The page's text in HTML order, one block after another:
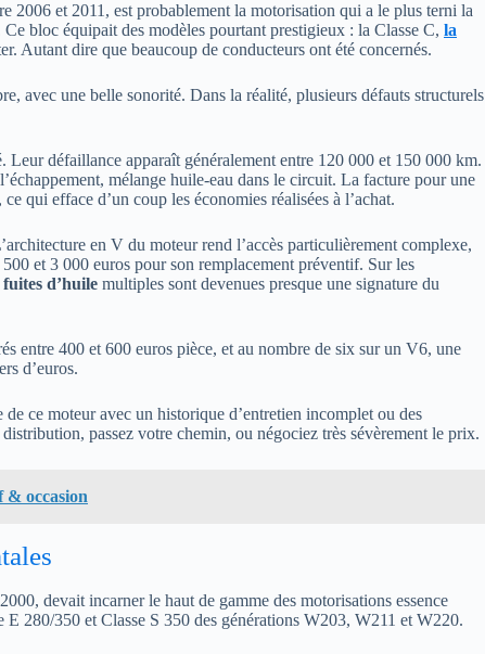
2006 et 2011, est probablement la motorisation qui a le plus terni la
bloc équipait des modèles pourtant prestigieux : la Classe C, la
Autant dire que beaucoup de conducteurs ont été concernés.
avec une belle sonorité. Dans la réalité, plusieurs défauts structurels
Leur défaillance apparaît généralement entre 120 000 et 150 000 km.
mélange huile-eau dans le circuit. La facture pour une
ce qui efface d’un coup les économies réalisées à l’achat.
en V du moteur rend l’accès particulièrement complexe,
et 3 000 euros pour son remplacement préventif. Sur les
fuites d’huile multiples sont devenues presque une signature du
entre 400 et 600 euros pièce, et au nombre de six sur un V6, une
d’euros.
ce moteur avec un historique d’entretien incomplet ou des
passez votre chemin, ou négociez très sévèrement le prix.
& occasion
devait incarner le haut de gamme des motorisations essence
280/350 et Classe S 350 des générations W203, W211 et W220.